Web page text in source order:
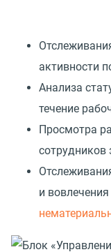
активности
Анализа
течение
Просмотра
и